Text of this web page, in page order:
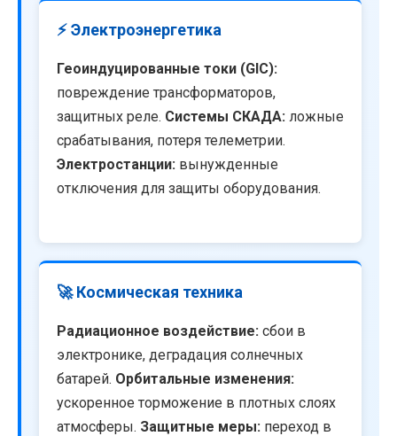
⚡ Электроэнергетика
Геоиндуцированные токи (GIC):
повреждение трансформаторов,
защитных реле. Системы СКАДА: ложные
срабатывания, потеря телеметрии.
Электростанции: вынужденные
отключения для защиты оборудования.
🚀 Космическая техника
Радиационное воздействие: сбои в
электронике, деградация солнечных
батарей. Орбитальные изменения:
ускоренное торможение в плотных слоях
атмосферы. Защитные меры: переход в